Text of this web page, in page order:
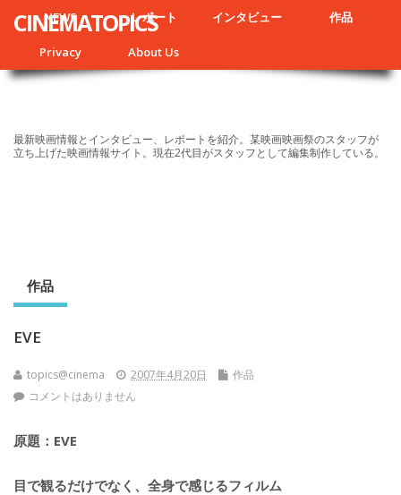
NEWS レポート インタビュー 作品
Privacy About Us
CINEMATOPICS
最新映画情報とインタビュー、レポートを紹介。某映画映画祭のスタッフが
立ち上げた映画情報サイト。現在2代目がスタッフとして編集制作している。
作品
EVE
topics@cinema 2007年4月20日
作品
コメントはありません
原題：EVE
目で観るだけでなく、全身で感じるフィルム